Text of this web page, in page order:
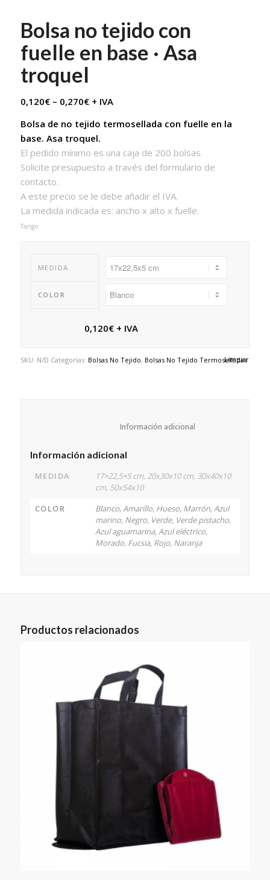
Bolsa no tejido con
fuelle en base · Asa
troquel
0,120€– 0,270€+ IVA
Bolsa de no tejido termosellada con fuelle en la
base. Asa troquel.
El pedido mínimo es una caja de 200 bolsas.
Solicite presupuesto a través del formulario de
contacto.
A este precio se le debe añadir el IVA.
La medida indicada es: ancho x alto x fuelle.
Tango
MEDIDA
COLOR
Limpiar
0,120€+ IVA
SKU: N/D Categorías: Bolsas No Tejido, Bolsas No Tejido Termoselladas
Información adicional
MEDIDA
17×22,5×5 cm, 20x30x10 cm, 30x40x10
cm, 50x54x10
COLOR
Blanco, Amarillo, Hueso, Marrón, Azul
marino, Negro, Verde, Verde pistacho,
Azul aguamarina, Azul eléctrico,
Morado, Fucsia, Rojo, Naranja
Productos relacionados